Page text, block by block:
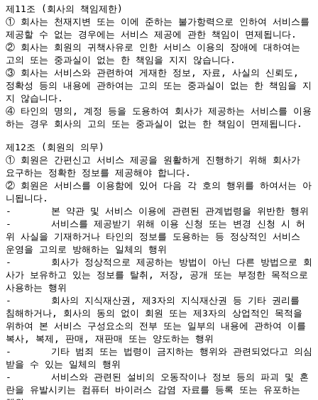
제11조 (회사의 책임제한)
① 회사는 천재지변 또는 이에 준하는 불가항력으로 인하여 서비스를
제공할 수 없는 경우에는 서비스 제공에 관한 책임이 면제됩니다.
② 회사는 회원의 귀책사유로 인한 서비스 이용의 장애에 대하여는
고의 또는 중과실이 없는 한 책임을 지지 않습니다.
③ 회사는 서비스와 관련하여 게재한 정보, 자료, 사실의 신뢰도,
정확성 등의 내용에 관하여는 고의 또는 중과실이 없는 한 책임을 지
지 않습니다.
④ 타인의 명의, 계정 등을 도용하여 회사가 제공하는 서비스를 이용
하는 경우 회사의 고의 또는 중과실이 없는 한 책임이 면제됩니다.
제12조 (회원의 의무)
① 회원은 간편신고 서비스 제공을 원활하게 진행하기 위해 회사가
요구하는 정확한 정보를 제공해야 합니다.
② 회원은 서비스를 이용함에 있어 다음 각 호의 행위를 하여서는 아
니됩니다.
-	본 약관 및 서비스 이용에 관련된 관계법령을 위반한 행위
-	서비스를 제공받기 위해 이용 신청 또는 변경 신청 시 허
위 사실을 기재하거나 타인의 정보를 도용하는 등 정상적인 서비스
운영을 고의로 방해하는 일체의 행위
-	회사가 정상적으로 제공하는 방법이 아닌 다른 방법으로 회
사가 보유하고 있는 정보를 탈취, 저장, 공개 또는 부정한 목적으로
사용하는 행위
-	회사의 지식재산권, 제3자의 지식재산권 등 기타 권리를
침해하거나, 회사의 동의 없이 회원 또는 제3자의 상업적인 목적을
위하여 본 서비스 구성요소의 전부 또는 일부의 내용에 관하여 이를
복사, 복제, 판매, 재판매 또는 양도하는 행위
-	기타 범죄 또는 법령이 금지하는 행위와 관련되었다고 의심
받을 수 있는 일체의 행위
-	서비스와 관련된 설비의 오동작이나 정보 등의 파괴 및 혼
란을 유발시키는 컴퓨터 바이러스 감염 자료를 등록 또는 유포하는